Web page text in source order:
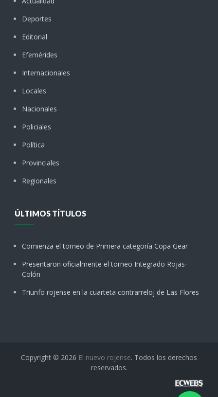
Deportes
Editorial
Efemérides
Internacionales
Locales
Nacionales
Policiales
Política
Provinciales
Regionales
ÚLTIMOS TÍTULOS
Comienza el torneo de Primera categoría Copa Gear
Presentaron oficialmente el torneo Integrado Rojas-
Colón
Triunfo rojense en la cuarteta contrarreloj de Las Flores
Copyright © 2026 El nuevo rojense. Todos los derechos
reservados.